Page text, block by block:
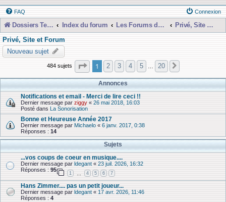
FAQ Connexion
Dossiers Techniques Index du forum Les Forums de Discussions
Privé, Site et Forum
Privé, Site et Forum
Nouveau sujet
484 sujets Page 1sur20
1 2 3 4 5 20
Annonces
Notifications et email - Merci de lire ceci !!
Dernier message par ziggy « 26 mai 2018, 16:03
Posté dans La Sonorisation
Bonne et Heureuse Année 2017
Dernier message par Michaelo « 6 janv. 2017, 0:38
Réponses : 14
Sujets
...vos coups de coeur en musique....
Dernier message par ldegant « 23 juil. 2026, 16:32
Réponses : 95
1 4 5 6 7
Hans Zimmer.... pas un petit joueur...
Dernier message par ldegant « 17 avr. 2026, 11:46
Réponses : 4